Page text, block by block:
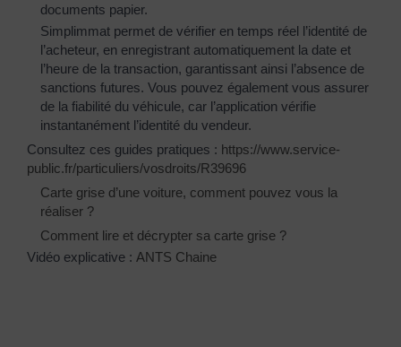
documents papier.
Simplimmat permet de vérifier en temps réel l’identité de
l’acheteur, en enregistrant automatiquement la date et
l’heure de la transaction, garantissant ainsi l’absence de
sanctions futures. Vous pouvez également vous assurer
de la fiabilité du véhicule, car l’application vérifie
instantanément l’identité du vendeur.
Consultez ces guides pratiques : https://www.service-
public.fr/particuliers/vosdroits/R39696
Carte grise d’une voiture, comment pouvez vous la
réaliser ?
Comment lire et décrypter sa carte grise ?
Vidéo explicative : ANTS Chaine